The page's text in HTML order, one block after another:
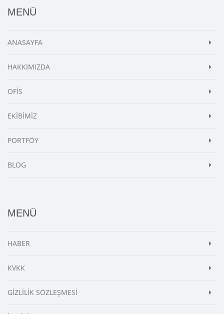
MENÜ
ANASAYFA
HAKKIMIZDA
OFİS
EKİBİMİZ
PORTFÖY
BLOG
MENÜ
HABER
KVKK
GİZLİLİK SÖZLEŞMESİ